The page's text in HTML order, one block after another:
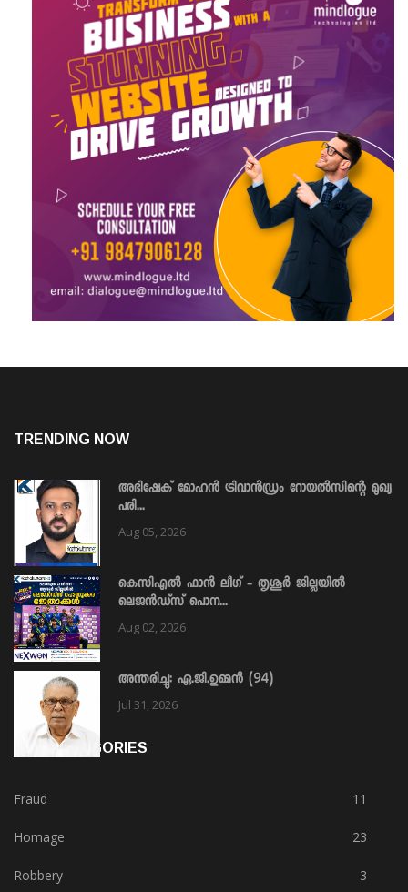
TRENDING NOW
അഭിഷേക് മോഹൻ ട്രിവാൻഡ്രം റോയൽസിന്റെ മുഖ്യ
പരി...
Aug 05, 2026
കെസിഎൽ ഫാൻ ലീഗ് - തൃശൂർ ജില്ലയിൽ
ലെജൻഡ്സ് പൊന...
Aug 02, 2026
അന്തരിച്ചു: ഏ.ജി.ഉമ്മൻ (94)
Jul 31, 2026
HOT CATEGORIES
Fraud 11
Homage 23
Robbery 3